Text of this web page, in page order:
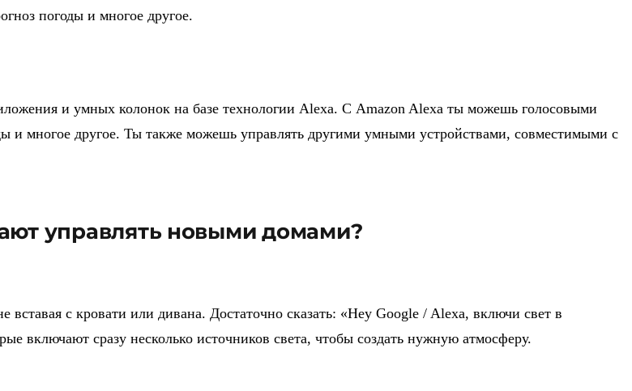
погоды и многое другое.
и умных колонок на базе технологии Alexa. С Amazon Alexa ты можешь голосовыми
и многое другое. Ты также можешь управлять другими умными устройствами, совместимыми с
управлять новыми домами?
с кровати или дивана. Достаточно сказать: «Hey Google / Alexa, включи свет в
включают сразу несколько источников света, чтобы создать нужную атмосферу.